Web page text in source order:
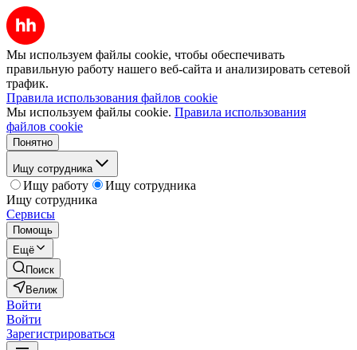
Мы используем файлы cookie, чтобы обеспечивать
правильную работу нашего веб-сайта и анализировать сетевой
трафик.
Правила использования файлов cookie
Мы используем файлы cookie. Правила использования
файлов cookie
Понятно
Ищу сотрудника
Ищу работу
Ищу сотрудника
Ищу сотрудника
Сервисы
Помощь
Ещё
Поиск
Велиж
Войти
Войти
Зарегистрироваться